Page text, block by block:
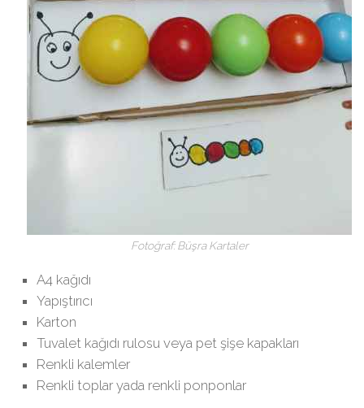
Fotoğraf: Büşra Kartaler
A4 kağıdı
Yapıştırıcı
Karton
Tuvalet kağıdı rulosu veya pet şişe kapakları
Renkli kalemler
Renkli toplar yada renkli ponponlar